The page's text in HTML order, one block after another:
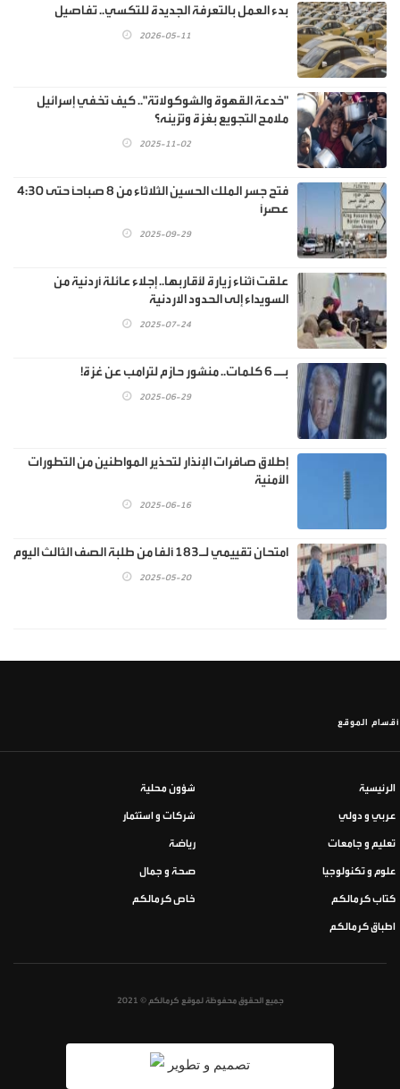
بدء العمل بالتعرفة الجديدة للتكسي.. تفاصيل
2026-05-11
"خدعة القهوة والشوكولاتة".. كيف تخفي إسرائيل
ملامح التجويع بغزة وتزينه؟
2025-11-02
فتح جسر الملك الحسين الثلاثاء من 8 صباحًا حتى 4:30
عصرًا
2025-09-29
علقت أثناء زيارة لأقاربها.. إجلاء عائلة أردنية من
السويداء إلى الحدود الاردنية
2025-07-24
بــ 6 كلمات.. منشور حازم لترامب عن غزة!
2025-06-29
إطلاق صافرات الإنذار لتحذير المواطنين من التطورات
الأمنية
2025-06-16
امتحان تقييمي لـ183 ألفا من طلبة الصف الثالث اليوم
2025-05-20
أقسام الموقع
الرئيسية شؤون محلية
عربي و دولي شركات و استثمار
تعليم و جامعات رياضة
علوم و تكنولوجيا صحة و جمال
كتاب كرمالكم خاص كرمالكم
اطباق كرمالكم
جميع الحقوق محفوظة لموقع كرمالكم © 2021
تصميم و تطوير